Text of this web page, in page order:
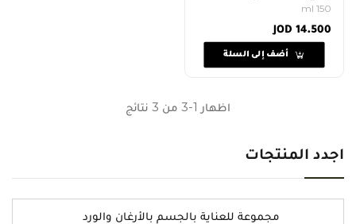
اجدد المنتجات
مجموعة للعناية بالجسم بالأرغان والورد
150 ml
JOD 14.500
اظهار 1-3 من 3 نتائج